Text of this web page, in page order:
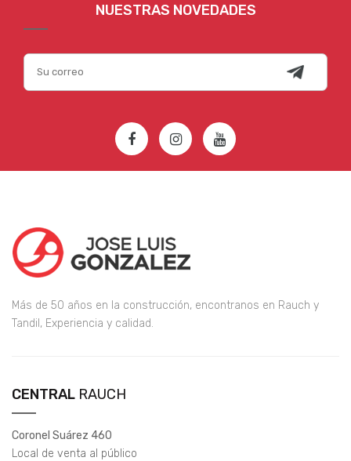
NUESTRAS NOVEDADES
Más de 50 años en la construcción, encontranos en Rauch y
Tandil, Experiencia y calidad.
CENTRAL RAUCH
Coronel Suárez 460
Local de venta al público